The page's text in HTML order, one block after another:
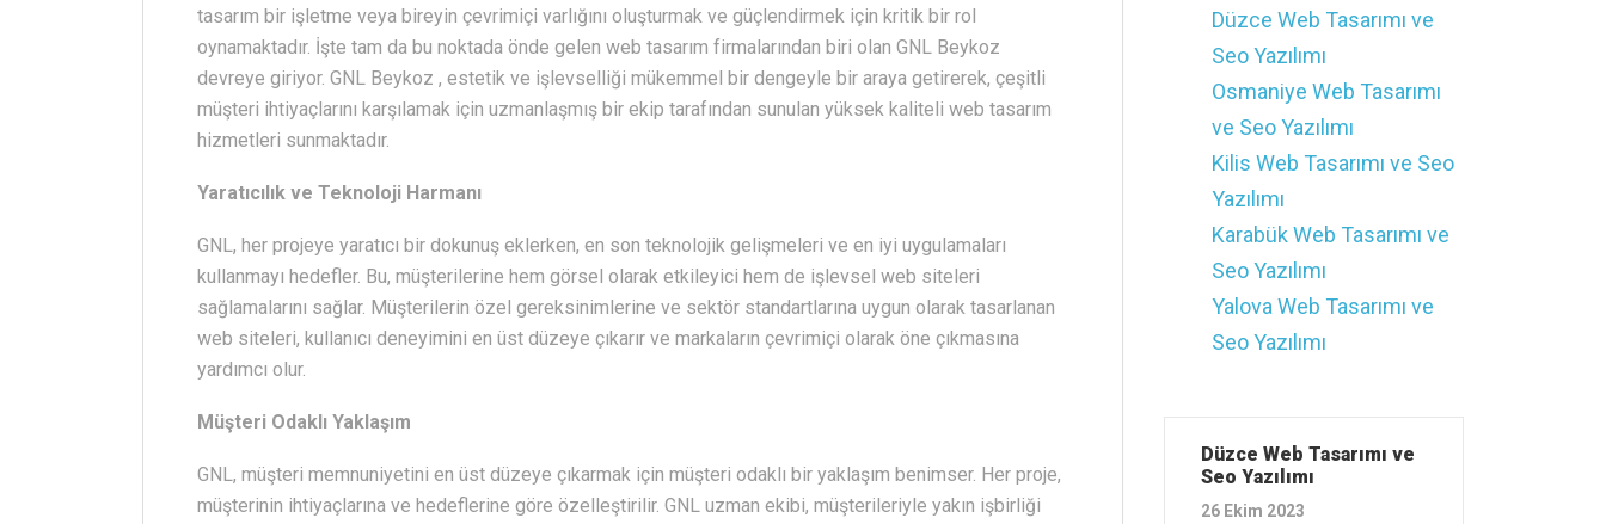
tasarım bir işletme veya bireyin çevrimiçi varlığını oluşturmak ve güçlendirmek için kritik bir rol
oynamaktadır. İşte tam da bu noktada önde gelen web tasarım firmalarından biri olan GNL Beykoz
devreye giriyor. GNL Beykoz , estetik ve işlevselliği mükemmel bir dengeyle bir araya getirerek, çeşitli
müşteri ihtiyaçlarını karşılamak için uzmanlaşmış bir ekip tarafından sunulan yüksek kaliteli web tasarım
hizmetleri sunmaktadır.
Yaratıcılık ve Teknoloji Harmanı
GNL, her projeye yaratıcı bir dokunuş eklerken, en son teknolojik gelişmeleri ve en iyi uygulamaları
kullanmayı hedefler. Bu, müşterilerine hem görsel olarak etkileyici hem de işlevsel web siteleri
sağlamalarını sağlar. Müşterilerin özel gereksinimlerine ve sektör standartlarına uygun olarak tasarlanan
web siteleri, kullanıcı deneyimini en üst düzeye çıkarır ve markaların çevrimiçi olarak öne çıkmasına
yardımcı olur.
Müşteri Odaklı Yaklaşım
GNL, müşteri memnuniyetini en üst düzeye çıkarmak için müşteri odaklı bir yaklaşım benimser. Her proje,
müşterinin ihtiyaçlarına ve hedeflerine göre özelleştirilir. GNL uzman ekibi, müşterileriyle yakın işbirliği
Düzce ‎Web Tasarımı ve
Seo Yazılımı
Osmaniye ‎Web Tasarımı
ve Seo Yazılımı
Kilis ‎Web Tasarımı ve Seo
Yazılımı
Karabük ‎Web Tasarımı ve
Seo Yazılımı
Yalova ‎Web Tasarımı ve
Seo Yazılımı
Düzce ‎Web Tasarımı ve
Seo Yazılımı
26 Ekim 2023